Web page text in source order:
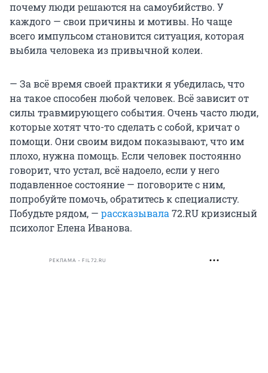
почему люди решаются на самоубийство. У
каждого — свои причины и мотивы. Но чаще
всего импульсом становится ситуация, которая
выбила человека из привычной колеи.
— За всё время своей практики я убедилась, что
на такое способен любой человек. Всё зависит от
силы травмирующего события. Очень часто люди,
которые хотят что-то сделать с собой, кричат о
помощи. Они своим видом показывают, что им
плохо, нужна помощь. Если человек постоянно
говорит, что устал, всё надоело, если у него
подавленное состояние — поговорите с ним,
попробуйте помочь, обратитесь к специалисту.
Побудьте рядом, — рассказывала72.RU кризисный
психолог Елена Иванова.
РЕКЛАМА • FIL72.RU